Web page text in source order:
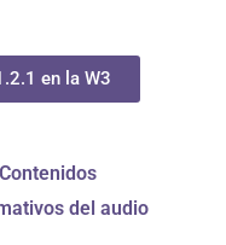
en la W3
del audio